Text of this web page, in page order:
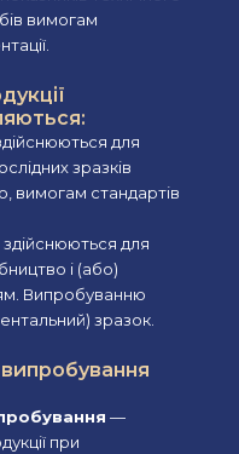
вимогам
для
зразків
вимогам стандартів
здійснюються для
і (або)
Випробуванню
зразок.
—
при